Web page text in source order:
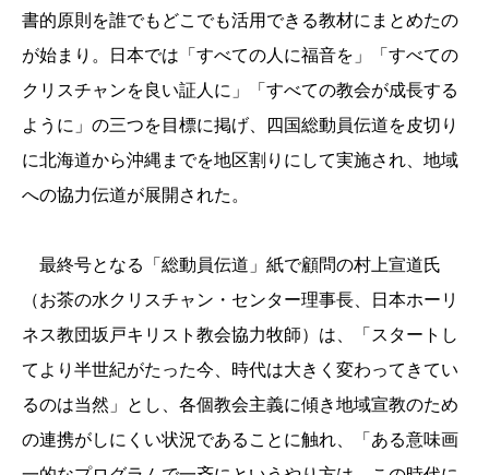
書的原則を誰でもどこでも活用できる教材にまとめたの
が始まり。日本では「すべての人に福音を」「すべての
クリスチャンを良い証人に」「すべての教会が成長する
ように」の三つを目標に掲げ、四国総動員伝道を皮切り
に北海道から沖縄までを地区割りにして実施され、地域
への協力伝道が展開された。
最終号となる「総動員伝道」紙で顧問の村上宣道氏
（お茶の水クリスチャン・センター理事長、日本ホーリ
ネス教団坂戸キリスト教会協力牧師）は、「スタートし
てより半世紀がたった今、時代は大きく変わってきてい
るのは当然」とし、各個教会主義に傾き地域宣教のため
の連携がしにくい状況であることに触れ、「ある意味画